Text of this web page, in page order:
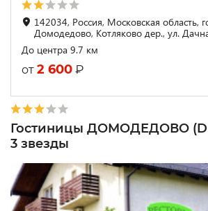
142034, Россия, Московская область,
Домодедово, Котляково дер., ул.
До центра 9.7 км
от 2 600 ₽
Гостиницы ДОМОДЕДОВО
3 звезды